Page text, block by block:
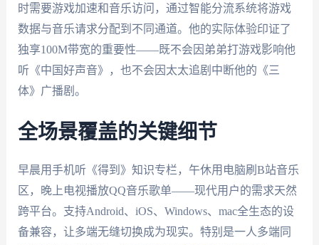
时需要游戏加速和音乐访问，通过智能分流系统将游戏
数据与音乐请求分配到不同通道。他的实际体验印证了
独享100M带宽的重要性——既不会因弟弟打游戏影响他
听《中国好声音》，也不会因太太追剧中断他的《三
体》广播剧。
全场景覆盖的关键细节
早晨用手机听《得到》知识专栏，午休用电脑刷B站音乐
区，晚上电视播放QQ音乐歌单——现代用户的需求天然
跨平台。支持Android、iOS、Windows、mac全生态的设
备兼容，让多端无缝切换成为现实。特别是一人多端同